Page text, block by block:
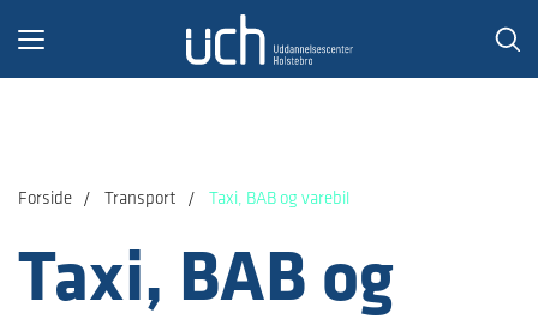
Toggle
Forside Transport Taxi, BAB og varebil
Taxi, BAB og